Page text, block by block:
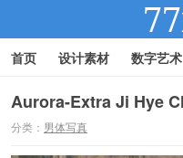
首页 设计素材 数字艺术
Aurora-Extra Ji Hye
分类： 男体写真